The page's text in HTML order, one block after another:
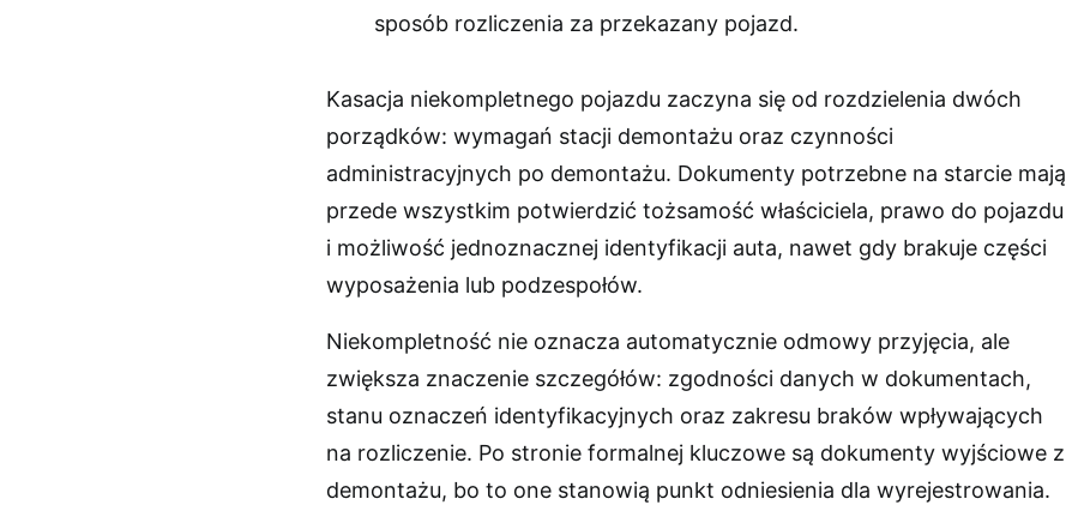
sposób rozliczenia za przekazany pojazd.
Kasacja niekompletnego pojazdu zaczyna się od rozdzielenia dwóch
porządków: wymagań stacji demontażu oraz czynności
administracyjnych po demontażu. Dokumenty potrzebne na starcie mają
przede wszystkim potwierdzić tożsamość właściciela, prawo do pojazdu
i możliwość jednoznacznej identyfikacji auta, nawet gdy brakuje części
wyposażenia lub podzespołów.
Niekompletność nie oznacza automatycznie odmowy przyjęcia, ale
zwiększa znaczenie szczegółów: zgodności danych w dokumentach,
stanu oznaczeń identyfikacyjnych oraz zakresu braków wpływających
na rozliczenie. Po stronie formalnej kluczowe są dokumenty wyjściowe z
demontażu, bo to one stanowią punkt odniesienia dla wyrejestrowania.